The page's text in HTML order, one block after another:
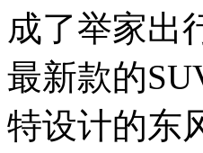
成了举家出
最新款的
特设计的东